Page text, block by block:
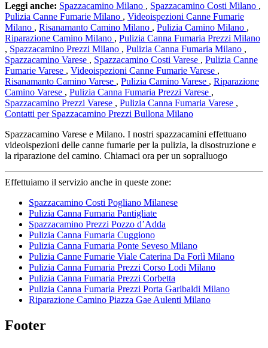
Leggi anche: Spazzacamino Milano , Spazzacamino Costi Milano ,
Pulizia Canne Fumarie Milano , Videoispezioni Canne Fumarie
Milano , Risanamanto Camino Milano , Pulizia Camino Milano ,
Riparazione Camino Milano , Pulizia Canna Fumaria Prezzi Milano
, Spazzacamino Prezzi Milano , Pulizia Canna Fumaria Milano ,
Spazzacamino Varese , Spazzacamino Costi Varese , Pulizia Canne
Fumarie Varese , Videoispezioni Canne Fumarie Varese ,
Risanamanto Camino Varese , Pulizia Camino Varese , Riparazione
Camino Varese , Pulizia Canna Fumaria Prezzi Varese ,
Spazzacamino Prezzi Varese , Pulizia Canna Fumaria Varese ,
Contatti per Spazzacamino Prezzi Bullona Milano
Spazzacamino Varese e Milano. I nostri spazzacamini effettuano
videoispezioni delle canne fumarie per la pulizia, la disostruzione e
la riparazione del camino. Chiamaci ora per un sopralluogo
Effettuiamo il servizio anche in queste zone:
Spazzacamino Costi Pogliano Milanese
Pulizia Canna Fumaria Pantigliate
Spazzacamino Prezzi Pozzo d’Adda
Pulizia Canna Fumaria Cuggiono
Pulizia Canna Fumaria Ponte Seveso Milano
Pulizia Canne Fumarie Viale Caterina Da Forlì Milano
Pulizia Canna Fumaria Prezzi Corso Lodi Milano
Pulizia Canna Fumaria Prezzi Corbetta
Pulizia Canna Fumaria Prezzi Porta Garibaldi Milano
Riparazione Camino Piazza Gae Aulenti Milano
Footer